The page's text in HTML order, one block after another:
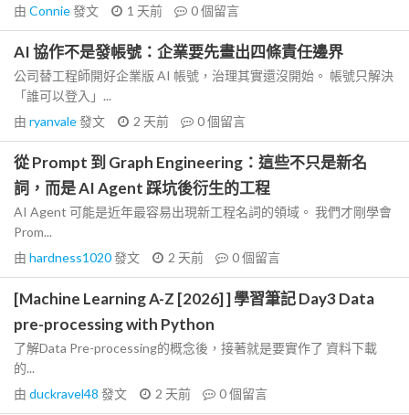
由 Connie發文 1 天前 0個留言
AI 協作不是發帳號：企業要先畫出四條責任邊界
公司替工程師開好企業版 AI 帳號，治理其實還沒開始。 帳號只解決
「誰可以登入」...
由 ryanvale發文 2 天前 0個留言
從 Prompt 到 Graph Engineering：這些不只是新名
詞，而是 AI Agent 踩坑後衍生的工程
AI Agent 可能是近年最容易出現新工程名詞的領域。 我們才剛學會
Prom...
由 hardness1020發文 2 天前 0個留言
[Machine Learning A-Z [2026] ] 學習筆記 Day3 Data
pre-processing with Python
了解Data Pre-processing的概念後，接著就是要實作了 資料下載
的...
由 duckravel48 發文 2 天前 0個留言